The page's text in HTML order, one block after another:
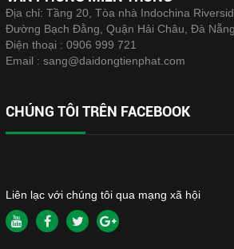
Địa chỉ: Tầng 20, Tòa nhà Indochina
Đường Bạch Đằng, Quận Hải Châu, Đà Nẵng
Điện thoại : 0906 999 721
Email : sang@daidongtienphat.com
CHÚNG TÔI TRÊN FACEBOOK
Liên lạc với chúng tôi qua mạng xã hội